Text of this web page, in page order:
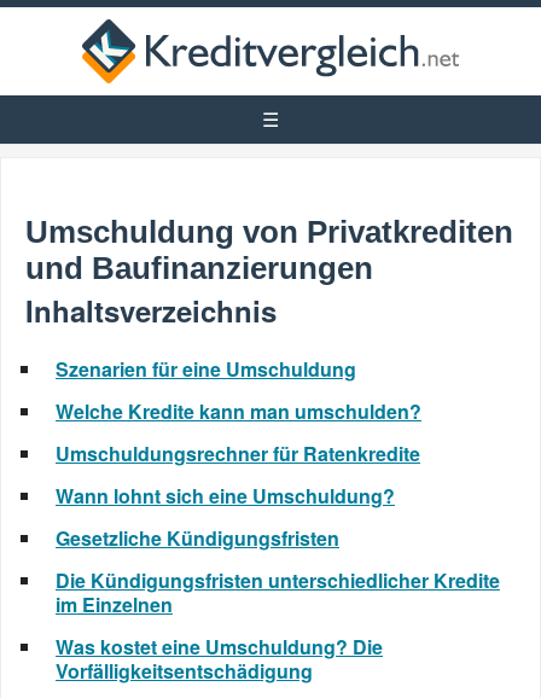
Umschuldung von Privatkrediten
und Baufinanzierungen
Inhaltsverzeichnis
Szenarien für eine Umschuldung
Welche Kredite kann man umschulden?
Umschuldungsrechner für Ratenkredite
Wann lohnt sich eine Umschuldung?
Gesetzliche Kündigungsfristen
Die Kündigungsfristen unterschiedlicher Kredite
im Einzelnen
Was kostet eine Umschuldung? Die
Vorfälligkeitsentschädigung